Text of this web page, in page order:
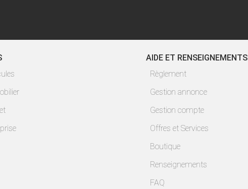
AIDE ET RENSEIGNEMENTS
Règlement
Gestion annonce
Gestion compte
Offres et Services
Boutique
Renseignements
FAQ